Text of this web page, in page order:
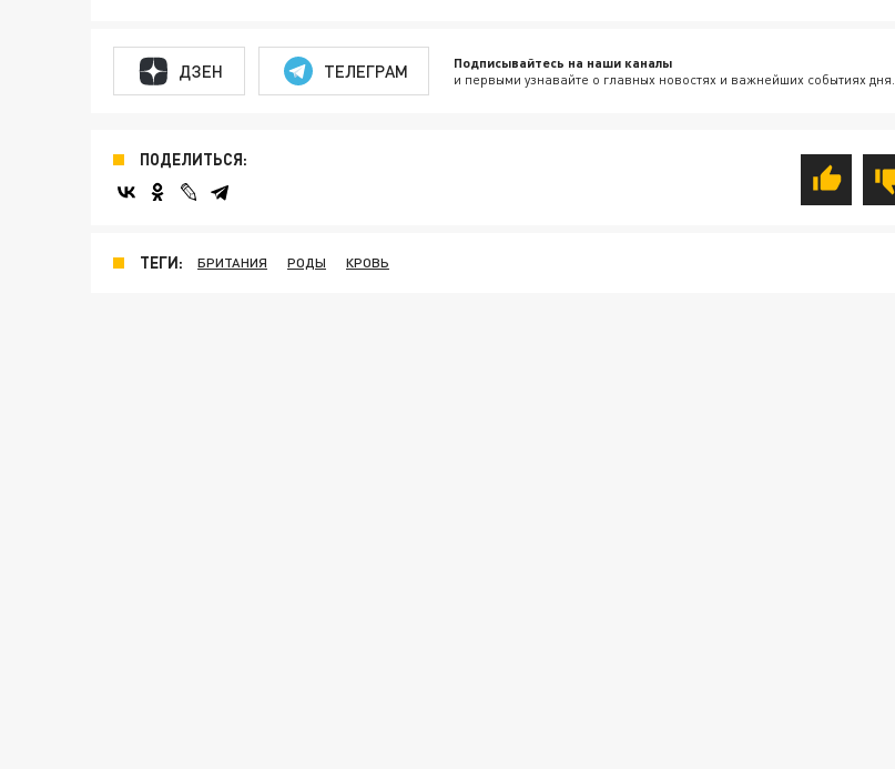
ДЗЕН ТЕЛЕГРАМ Подписывайтесь на наши каналы
и первыми узнавайте о главных новостях и важнейших событиях дня.
ПОДЕЛИТЬСЯ:
ТЕГИ: БРИТАНИЯ РОДЫ КРОВЬ